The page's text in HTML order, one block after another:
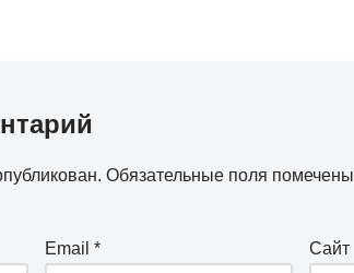
Обязательные поля помечены
Email* Сайт